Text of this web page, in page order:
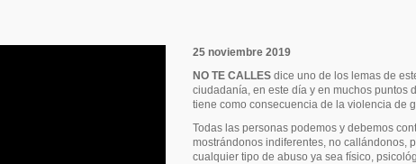
25 noviembre 2019
NO TE CALLES dice uno de los lemas de
ciudadanía, en este día y en muchos puntos
tiene como consecuencia de la violencia de
Todas las personas podemos y debemos
mostrándonos indiferentes, no callándonos,
cualquier tipo de abuso ya sea físico,